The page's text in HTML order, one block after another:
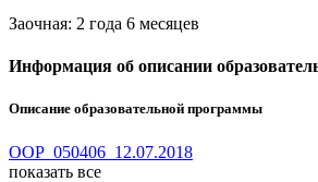
Заочная: 2 года 6 месяцев
Информация об описании
Описание образовательной программы
OOP_050406_12.07.2018
показать все